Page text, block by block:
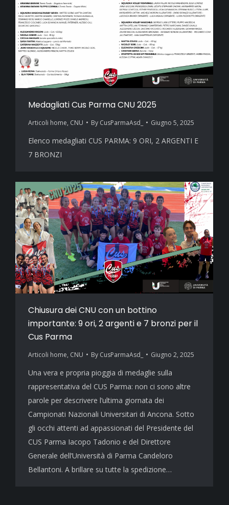
Medagliati Cus Parma CNU 2025
Articoli home, CNU By CusParmaAsd_ Giugno 5, 2025
Elenco medagliati CUS PARMA: 9 ORI, 2 ARGENTI E
7 BRONZI
Chiusura dei CNU con un bottino
importante: 9 ori, 2 argenti e 7 bronzi per il
Cus Parma
Articoli home, CNU By CusParmaAsd_ Giugno 2, 2025
Una vera e propria pioggia di medaglie sulla
rappresentativa del CUS Parma: non ci sono altre
parole per descrivere l’ultima giornata dei
Campionati Nazionali Universitari di Ancona. Sotto
gli occhi attenti ad appassionati del Presidente del
CUS Parma Iacopo Tadonio e del Direttore
Generale dell’Università di Parma Candeloro
Bellantoni. A brillare su tutte la spedizione…